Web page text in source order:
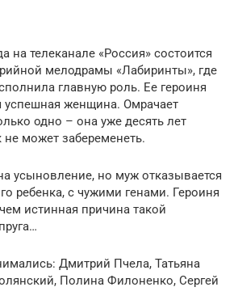
на телеканале «Россия» состоится
мелодрамы «Лабиринты», где
главную роль. Ее героиня
женщина. Омрачает
одно – она уже десять лет
может забеременеть.
усыновление, но муж отказывается
ребенка, с чужими генами. Героиня
истинная причина такой
Дмитрий Пчела, Татьяна
Полина Филоненко, Сергей